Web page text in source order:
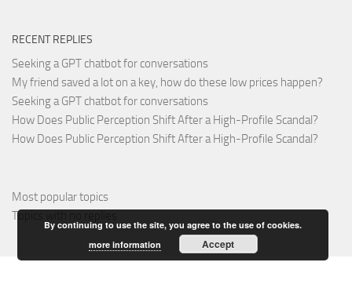
RECENT REPLIES
Seeking a GPT chatbot for conversations
My friend saved a lot on a key, how do these low prices happen?
Seeking a GPT chatbot for conversations
How Does Public Perception Shift After a High-Profile Scandal?
How Does Public Perception Shift After a High-Profile Scandal?
Most popular topics
Topics with no replies
By continuing to use the site, you agree to the use of cookies.
more information
Accept